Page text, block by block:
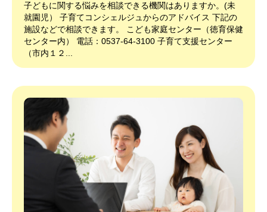
子どもに関する悩みを相談できる機関はありますか。(未
就園児） 子育てコンシェルジュからのアドバイス 下記の
施設などで相談できます。 こども家庭センター（徳育保健
センター内） 電話：0537-64-3100 子育て支援センター
（市内１２...